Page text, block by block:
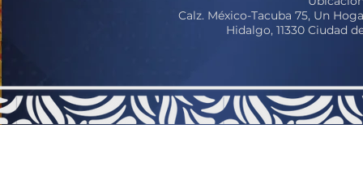
Calz. México-Tacuba 75, Un
Hidalgo, 11330 Ciudad